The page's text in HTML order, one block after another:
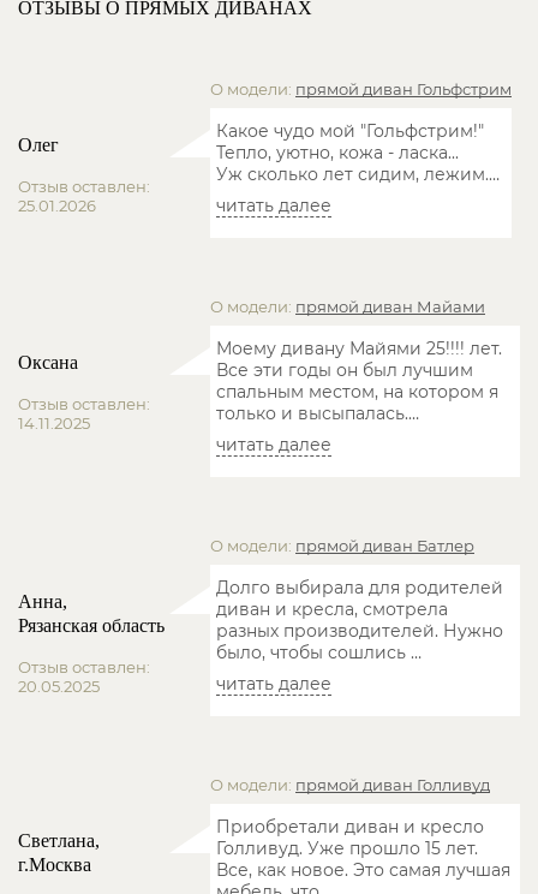
ОТЗЫВЫ О ПРЯМЫХ ДИВАНАХ
Олег
Отзыв оставлен:
25.01.2026
О модели: прямой диван Гольфстрим
Какое чудо мой "Гольфстрим!"
Тепло, уютно, кожа - ласка...
Уж сколько лет сидим, лежим.…
читать далее
Оксана
Отзыв оставлен:
14.11.2025
О модели: прямой диван Майами
Моему дивану Майями 25!!!! лет.
Все эти годы он был лучшим
спальным местом, на котором я
только и высыпалась.…
читать далее
Анна,
Рязанская область
Отзыв оставлен:
20.05.2025
О модели: прямой диван Батлер
Долго выбирала для родителей
диван и кресла, смотрела
разных производителей. Нужно
было, чтобы сошлись …
читать далее
Светлана,
г.Москва
О модели: прямой диван Голливуд
Приобретали диван и кресло
Голливуд. Уже прошло 15 лет.
Все, как новое. Это самая лучшая